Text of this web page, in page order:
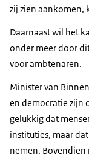
zij zien aankomen,
Daarnaast wil het
onder meer door
voor ambtenaren.
Minister van
en democratie zijn
gelukkig dat
instituties, maar
nemen. Bovendien